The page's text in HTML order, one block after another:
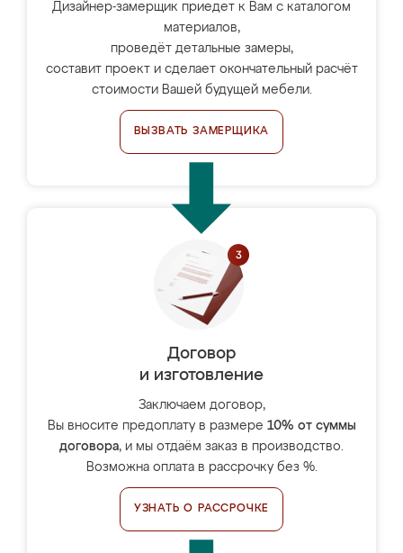
Дизайнер-замерщик приедет к Вам с каталогом
материалов,
проведёт детальные замеры,
составит проект и сделает окончательный расчёт
стоимости Вашей будущей мебели.
ВЫЗВАТЬ ЗАМЕРЩИКА
Договор
и изготовление
Заключаем договор,
Вы вносите предоплату в размере 10% от суммы
договора, и мы отдаём заказ в производство.
Возможна оплата в рассрочку без %.
УЗНАТЬ О РАССРОЧКЕ